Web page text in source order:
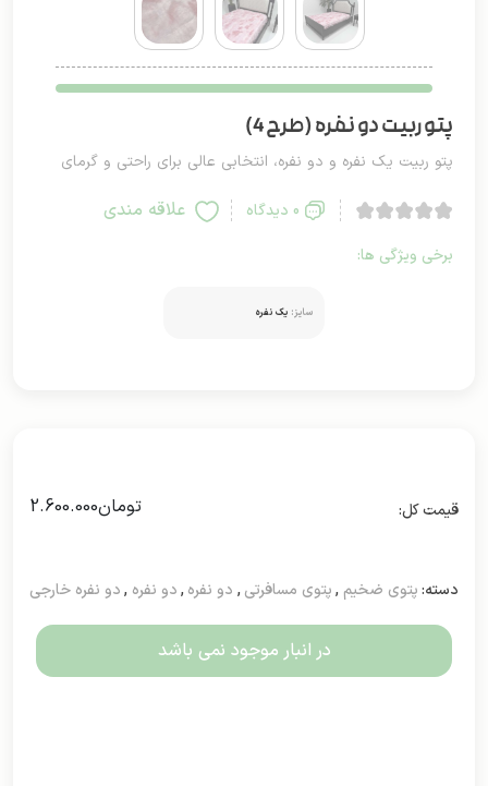
پتو ربیت دو نفره (طرح 4)
پتو ربیت یک نفره و دو نفره، انتخابی عالی برای راحتی و گرمای
شما در هر فصلی از سال است. این پتو با طراحی نرم و لطیف خود،
0 دیدگاه علاقه مندی
برخی ویژگی ها:
سایز: یک نفره
تومان2.600.000
دسته:پتوی ضخیم , پتوی مسافرتی , دو نفره,دو نفره , دو نفره خارجی
در انبار موجود نمی باشد